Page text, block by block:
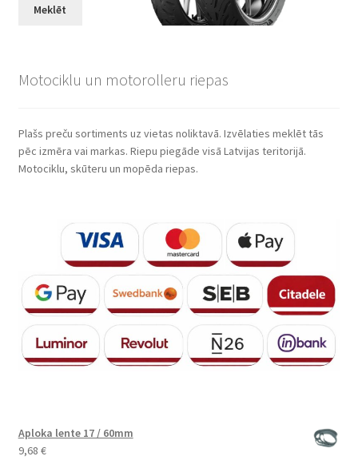
Meklēt
Motociklu un motorolleru riepas
Plašs preču sortiments uz vietas noliktavā. Izvēlaties meklēt tās
pēc izmēra vai markas. Riepu piegāde visā Latvijas teritorijā.
Motociklu, skūteru un mopēda riepas.
Aploka lente 17 / 60mm
9,68 €